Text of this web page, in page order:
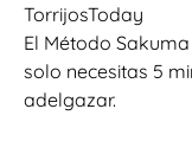
TorrijosToday
El Método
solo necesitas 5
adelgazar.